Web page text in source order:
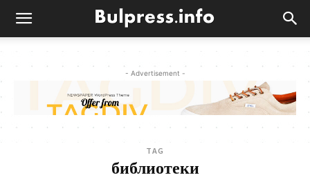
- Advertisement -
TAG
библиотеки